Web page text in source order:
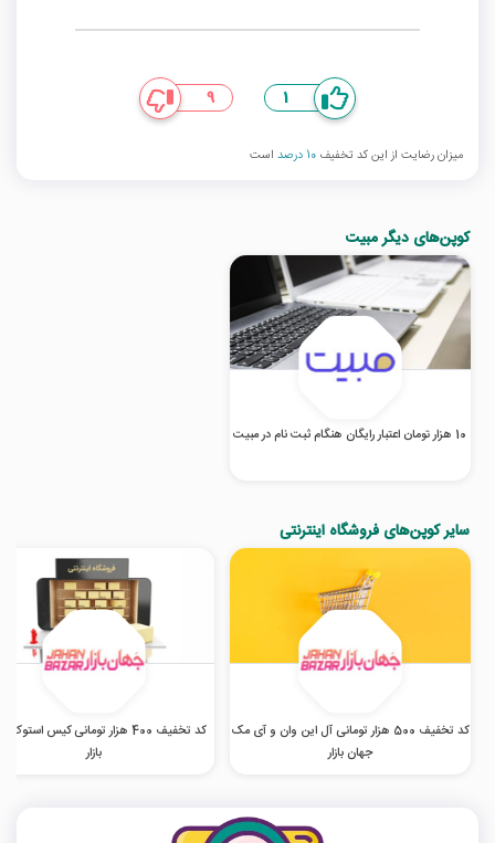
1
9
میزان رضایت از این کد تخفیف 10 درصد است
کوپن‌های دیگر مبیت
10 هزار تومان اعتبار رایگان هنگام ثبت نام در مبیت
سایر کوپن‌های فروشگاه اینترنتی
کد تخفیف 500 هزار تومانی آل این وان و آی مک
جهان بازار
کد تخفیف 400 هزار تومانی کیس
بازار